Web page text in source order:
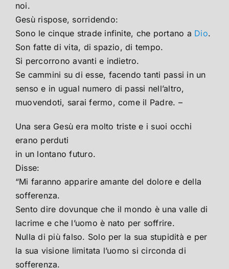
noi.
Gesù rispose, sorridendo:
Sono le cinque strade infinite, che portano a Dio.
Son fatte di vita, di spazio, di tempo.
Si percorrono avanti e indietro.
Se cammini su di esse, facendo tanti passi in un
senso e in ugual numero di passi nell’altro,
muovendoti, sarai fermo, come il Padre. –
Una sera Gesù era molto triste e i suoi occhi
erano perduti
in un lontano futuro.
Disse:
“Mi faranno apparire amante del dolore e della
sofferenza.
Sento dire dovunque che il mondo è una valle di
lacrime e che l’uomo è nato per soffrire.
Nulla di più falso. Solo per la sua stupidità e per
la sua visione limitata l’uomo si circonda di
sofferenza.